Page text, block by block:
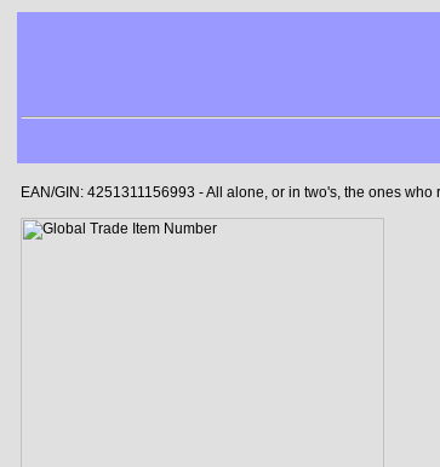
EAN/GIN: 4251311156993 - All alone, or in two's, the ones